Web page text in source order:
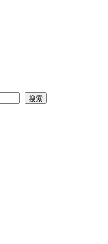
搜索